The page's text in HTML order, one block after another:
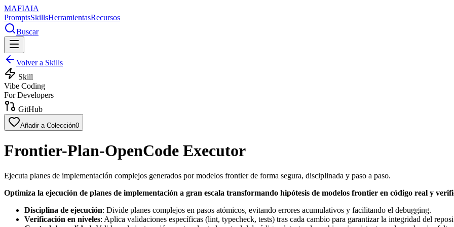
MAFIAIA
PromptsSkillsHerramientasRecursos
Buscar
Volver a Skills
Skill
Vibe Coding
For Developers
GitHub
Añadir a Colección0
Frontier-Plan-OpenCode Executor
Ejecuta planes de implementación complejos generados por modelos frontier de forma segura, disciplinada y paso a paso.
Optimiza la ejecución de planes de implementación a gran escala transformando hipótesis de modelos frontier en código real y
Disciplina de ejecución: Divide planes complejos en pasos atómicos, evitando errores acumulativos y facilitando el debugging.
Verificación en niveles: Aplica validaciones específicas (lint, typecheck, tests) tras cada cambio para garantizar la integridad del